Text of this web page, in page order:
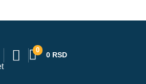
0
0 RSD